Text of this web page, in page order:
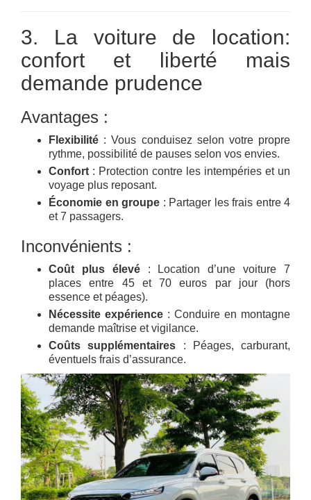
3. La voiture de location:
confort et liberté mais
demande prudence
Avantages :
Flexibilité : Vous conduisez selon votre propre
rythme, possibilité de pauses selon vos envies.
Confort : Protection contre les intempéries et un
voyage plus reposant.
Économie en groupe : Partager les frais entre 4
et 7 passagers.
Inconvénients :
Coût plus élevé: Location d’une voiture 7
places entre 45 et 70 euros par jour (hors
essence et péages).
Nécessite expérience : Conduire en montagne
demande maîtrise et vigilance.
Coûts supplémentaires : Péages, carburant,
éventuels frais d’assurance.